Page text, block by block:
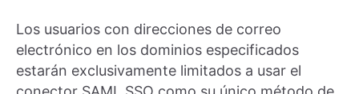
Los usuarios con direcciones de correo
electrónico en los dominios especificados
estarán exclusivamente limitados a usar el